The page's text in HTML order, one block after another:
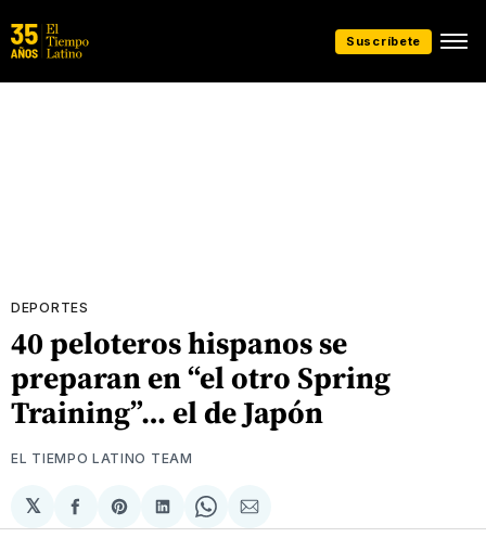
Suscríbete
DEPORTES
40 peloteros hispanos se
preparan en “el otro Spring
Training”… el de Japón
EL TIEMPO LATINO TEAM
𝕏
Compartir
en
Share
on
Compartir
en
Share
on
Compartir
via